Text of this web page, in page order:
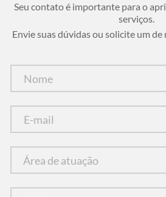
Seu contato é importante para o
serviços.
Envie suas dúvidas ou solicite um